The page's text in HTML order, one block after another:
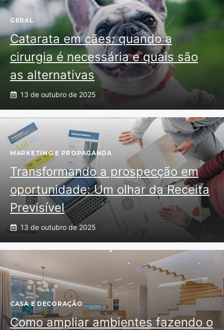
GERAL
Catarata em cães: quando a
cirurgia é necessária e quais são
as alternativas
13 de outubro de 2025
MARKETING E PROPAGANDA
Transformando a prospecção em
oportunidade: Um olhar da Receita
Previsível
13 de outubro de 2025
CASA E DECORAÇÃO
Como ampliar ambientes fazendo o